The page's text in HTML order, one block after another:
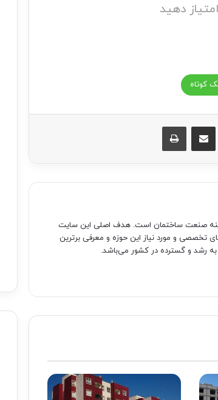
دهید
کوتاه
اشتراک گذاری از طریق ایمیل چاپ
صنعت ساختمان است. هدف اصلی این سایت
تخصصی و مورد نیاز این حوزه و معرفی برترین
رشد و گسترده در کشور می‌باشد.